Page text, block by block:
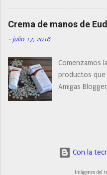
Crema de manos de
- julio 17, 2016
Comenzamos
productos que
Amigas
manos para
Con la
Imágenes del